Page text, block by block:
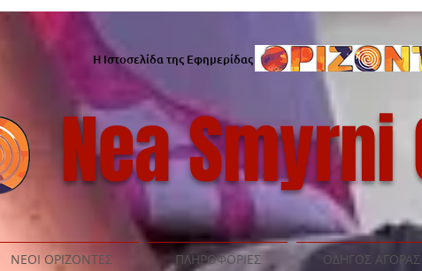
Η Ιστοσελίδα της Εφημερίδας
Nea
ΝΕΟΙ ΟΡΙΖΟΝΤΕΣ ΠΛΗΡΟΦΟΡΙΕΣ ΟΔΗΓΟΣ ΑΓΟΡΑΣ